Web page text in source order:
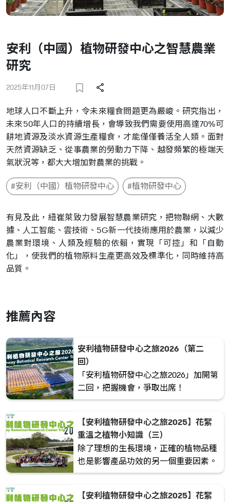
安利（中國）植物研發中心之智慧農業
研究
2025年11月07日
地球人口不斷上升，令未來糧食問題更為嚴峻。研究指出，
未來50年人口的持續增長，會導致我們需要使用高達70%可
耕地資源及淡水資源生產糧食，才能僅僅養活全人類。面對
天然資源缺乏、從事農業的勞動力下降、越發頻繁的極端天
氣狀況等，都大大增加對農業的挑戰。
#安利（中國）植物研發中心 #植物研發中心
有見及此，紐崔萊致力發展智慧農業研究，把物聯網、大數
據、人工智能、雲技術、5G新一代技術應用於農業，以減少
農業對環境、人類及經驗的依賴，實現「可控」和「自動
化」，使我們的植物原料生產更高效及標準化，同時維持高
品質。
推薦內容
安利植物研發中心之旅2026（第二
回）
「安利植物研發中心之旅2026」加開第
二回，把握機會，爭取出席！
【安利植物研發中心之旅2025】花絮
重溫之植物小知識（三）
除了理想的生長環境，正確的植物品種
也是影響產品功效的另一個重要因素。
【安利植物研發中心之旅2025】花絮